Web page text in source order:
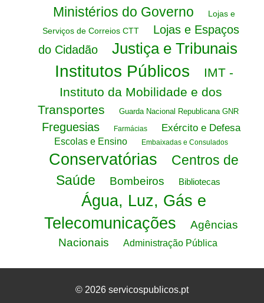
Ministérios do Governo
Lojas e
Serviços de Correios CTT
Lojas e Espaços
do Cidadão
Justiça e Tribunais
Institutos Públicos
IMT -
Instituto da Mobilidade e dos
Transportes
Guarda Nacional Republicana GNR
Freguesias Farmácias Exército e Defesa
Escolas e Ensino Embaixadas e Consulados
Conservatórias
Centros de
Saúde
Bombeiros Bibliotecas
Água, Luz, Gás e
Telecomunicações
Agências
Nacionais
Administração Pública
© 2026 servicospublicos.pt